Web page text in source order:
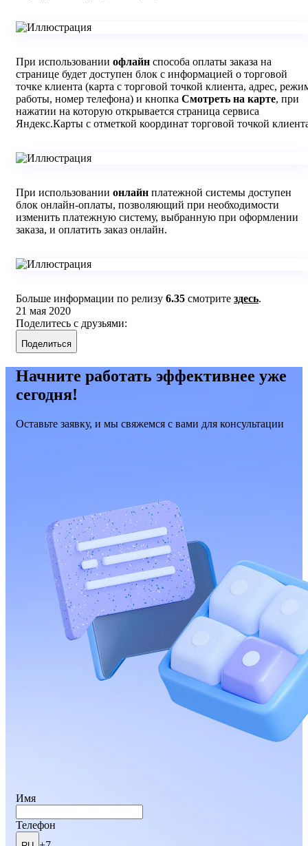
При использовании офлайн способа оплаты заказа на
странице будет доступен блок с информацией о торговой
точке клиента (карта с торговой точкой клиента, адрес,
работы, номер телефона) и кнопка Смотреть на карте, при
нажатии на которую открывается страница сервиса
Яндекс.Карты с отметкой координат торговой точкой
При использовании онлайн платежной системы доступен
блок онлайн-оплаты, позволяющий при необходимости
изменить платежную систему, выбранную при оформлении
заказа, и оплатить заказ онлайн.
Больше информации по релизу 6.35 смотрите здесь.
21 мая 2020
Поделитесь с друзьями:
Поделиться
Начните работать эффективнее уже
сегодня!
Оставьте заявку, и мы свяжемся с вами для консультации
Имя
Телефон